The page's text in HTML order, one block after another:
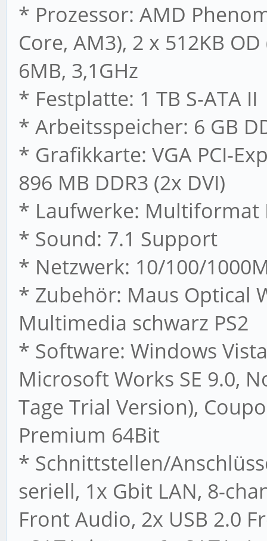
* Prozessor: AMD
Core, AM3), 2 x 512KB
6MB, 3,1GHz
* Festplatte: 1 TB S-ATA II
* Arbeitsspeicher: 6 GB
* Grafikkarte: VGA PCI-
896 MB DDR3 (2x DVI)
* Laufwerke: Multiformat
* Sound: 7.1 Support
* Netzwerk: 10/100/
* Zubehör: Maus Optical
Multimedia schwarz PS2
* Software: Windows
Microsoft Works SE 9.0,
Tage Trial Version),
Premium 64Bit
* Schnittstellen/
seriell, 1x Gbit LAN, 8-
Front Audio, 2x USB 2.0